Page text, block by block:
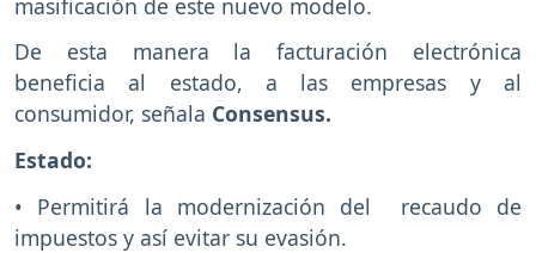
De esta manera la facturación electrónica
beneficia al estado, a las empresas y al
consumidor, señala Consensus.
Estado:
• Permitirá la modernización del recaudo de
impuestos y así evitar su evasión.